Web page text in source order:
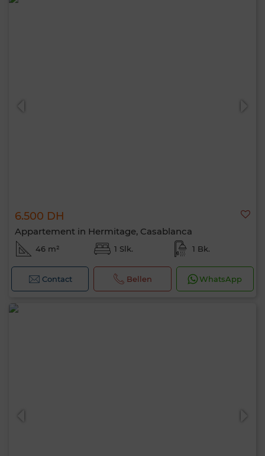
6.500 DH
Appartement in Hermitage, Casablanca
46 m² 1 Slk. 1 Bk.
Contact Bellen WhatsApp